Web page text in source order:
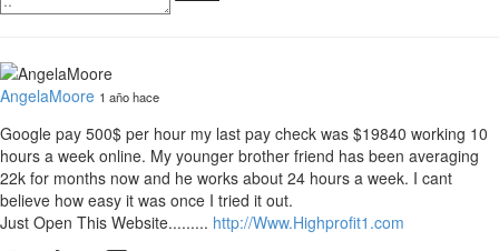
AngelaMoore 1 año hace
Google pay 500$ per hour my last pay check was $19840 working 10
hours a week online. My younger brother friend has been averaging
22k for months now and he works about 24 hours a week. I cant
believe how easy it was once I tried it out.
Just Open This Website......... http://Www.Highprofit1.com